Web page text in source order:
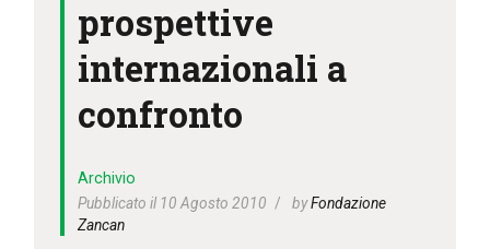
prospettive
internazionali a
confronto
Archivio
Pubblicato il 10 Agosto 2010
byFondazione
Zancan